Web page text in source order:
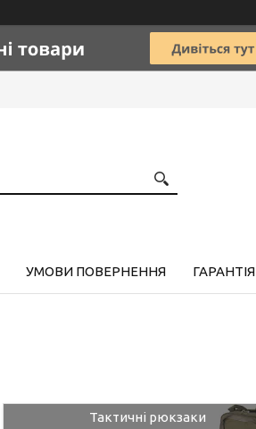
УМОВИ ПОВЕРНЕННЯ ГАРАНТІЯ
Тактичні рюкзаки